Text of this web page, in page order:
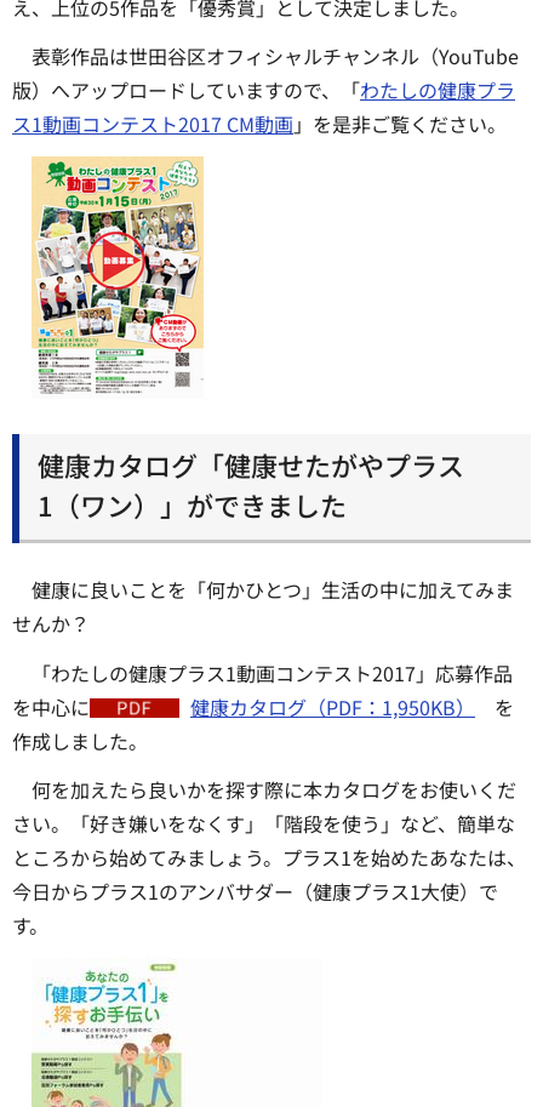
え、上位の5作品を「優秀賞」として決定しました。
表彰作品は世田谷区オフィシャルチャンネル（YouTube
版）へアップロードしていますので、「わたしの健康プラ
ス1動画コンテスト2017 CM動画 」を是非ご覧ください。
健康カタログ「健康せたがやプラス
1（ワン）」ができました
健康に良いことを「何かひとつ」生活の中に加えてみま
せんか？
「わたしの健康プラス1動画コンテスト2017」応募作品
を中心に
健康カタログ（PDF：1,950KB）
を
作成しました。
何を加えたら良いかを探す際に本カタログをお使いくだ
さい。「好き嫌いをなくす」「階段を使う」など、簡単な
ところから始めてみましょう。プラス1を始めたあなたは、
今日からプラス1のアンバサダー（健康プラス1大使）で
す。